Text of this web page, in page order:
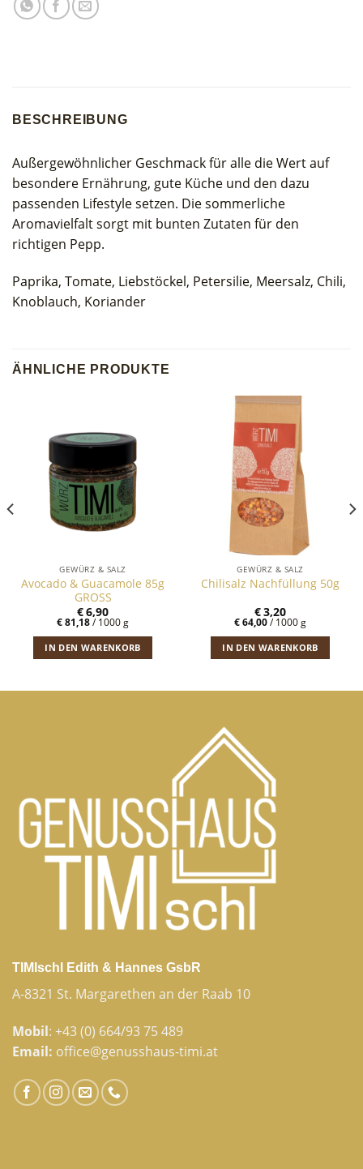
BESCHREIBUNG
Außergewöhnlicher Geschmack für alle die Wert auf
besondere Ernährung, gute Küche und den dazu
passenden Lifestyle setzen. Die sommerliche
Aromavielfalt sorgt mit bunten Zutaten für den
richtigen Pepp.
Paprika, Tomate, Liebstöckel, Petersilie, Meersalz, Chili,
Knoblauch, Koriander
ÄHNLICHE PRODUKTE
GEWÜRZ & SALZ
Avocado & Guacamole 85g
GROSS
€6,90
€81,18/1000g
IN DEN WARENKORB
GEWÜRZ & SALZ
Chilisalz Nachfüllung 50g
€3,20
€64,00/1000g
IN DEN WARENKORB
TIMIschl Edith & Hannes GsbR
A-8321 St. Margarethen an der Raab 10
Mobil: +43 (0) 664/93 75 489
Email: office@genusshaus-timi.at